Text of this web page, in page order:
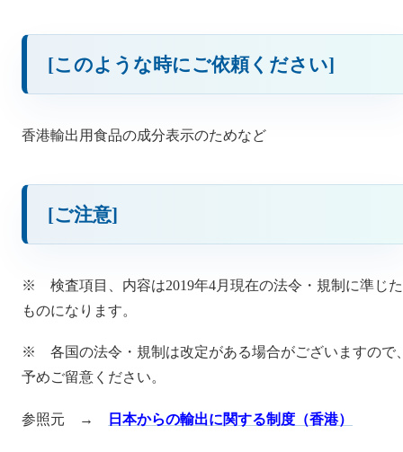
[このような時にご依頼ください]
香港輸出用食品の成分表示のためなど
[ご注意]
※ 検査項目、内容は2019年4月現在の法令・規制に準じた
ものになります。
※ 各国の法令・規制は改定がある場合がございますので
予めご留意ください。
参照元 → 日本からの輸出に関する制度（香港）